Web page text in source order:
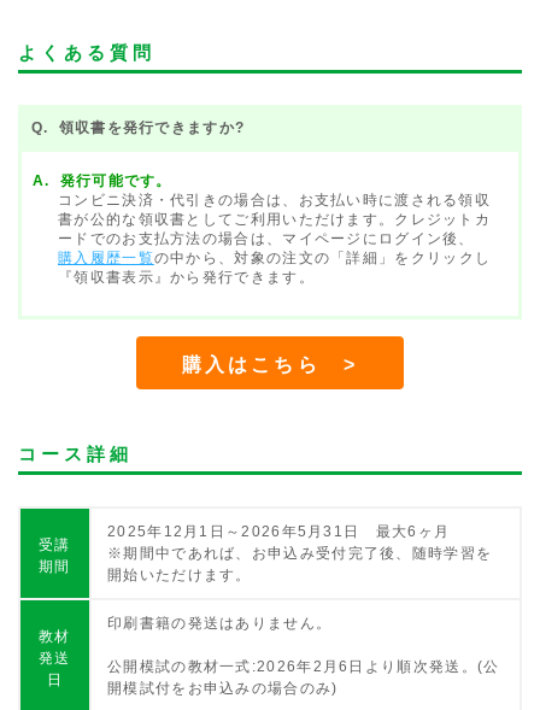
よくある質問
領収書を発行できますか?
発行可能です。
コンビニ決済・代引きの場合は、お支払い時に渡される領収
書が公的な領収書としてご利用いただけます。クレジットカ
ードでのお支払方法の場合は、マイページにログイン後、
購入履歴一覧の中から、対象の注文の「詳細」をクリックし
『領収書表示』から発行できます。
購入はこちら >
コース詳細
受講
期間
2025年12月1日～2026年5月31日 最大6ヶ月
※期間中であれば、お申込み受付完了後、随時学習を
開始いただけます。
教材
発送
日
印刷書籍の発送はありません。
公開模試の教材一式:2026年2月6日より順次発送。(公
開模試付をお申込みの場合のみ)